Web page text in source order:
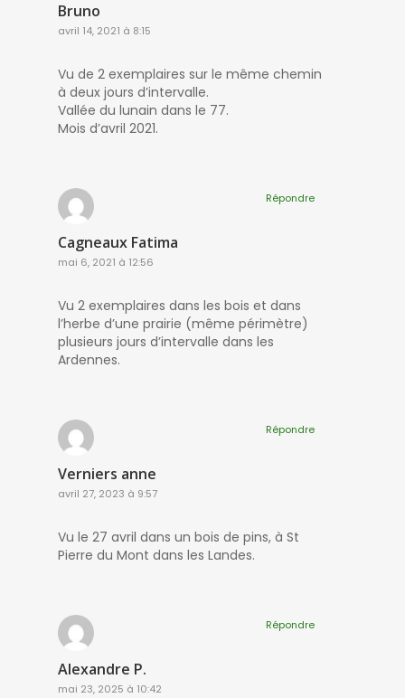
Bruno
avril 14, 2021 à 8:15
Vu de 2 exemplaires sur le même chemin
à deux jours d’intervalle.
Vallée du lunain dans le 77.
Mois d’avril 2021.
Cagneaux Fatima
mai 6, 2021 à 12:56
Vu 2 exemplaires dans les bois et dans
l’herbe d’une prairie (même périmètre)
plusieurs jours d’intervalle dans les
Ardennes.
Répondre
Verniers anne
avril 27, 2023 à 9:57
Vu le 27 avril dans un bois de pins, à St
Pierre du Mont dans les Landes.
Répondre
Alexandre P.
mai 23, 2025 à 10:42
Répondre